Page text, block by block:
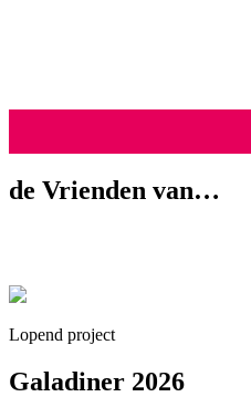
de Vrienden van…
Lopend project
Galadiner 2026